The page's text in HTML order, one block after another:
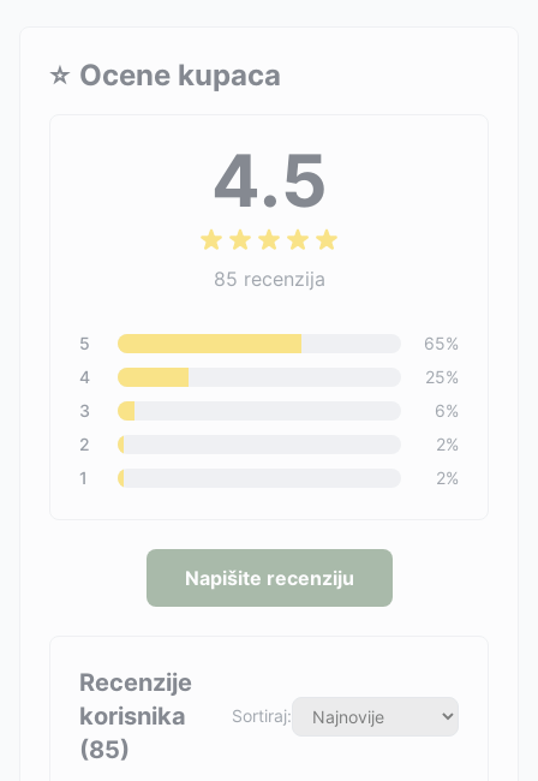
⭐ Ocene kupaca
4.5
85 recenzija
5 65%
4
25%
3
6%
2
2%
1
2%
Napišite recenziju
Recenzije
korisnika
(85)
Sortiraj: